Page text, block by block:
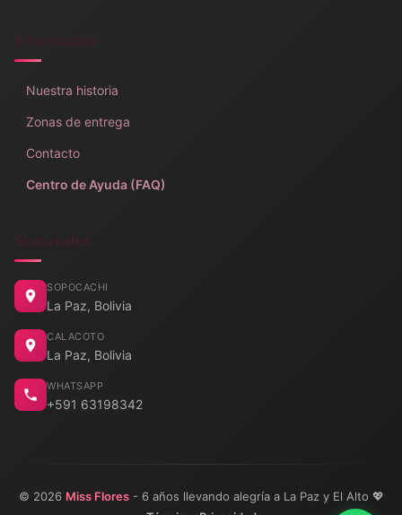
Información
Nuestra historia
Zonas de entrega
Contacto
Centro de Ayuda (FAQ)
Sucursales
SOPOCACHI
La Paz, Bolivia
CALACOTO
La Paz, Bolivia
WHATSAPP
+591 63198342
© 2026 Miss Flores- 6 años llevando alegría a La Paz y El Alto 💖